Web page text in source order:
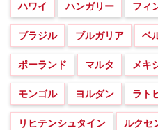
ハワイ ハンガリー フィ
ブラジル ブルガリア ベ
ポーランド マルタ メキ
モンゴル ヨルダン ラト
リヒテンシュタイン ルクセ